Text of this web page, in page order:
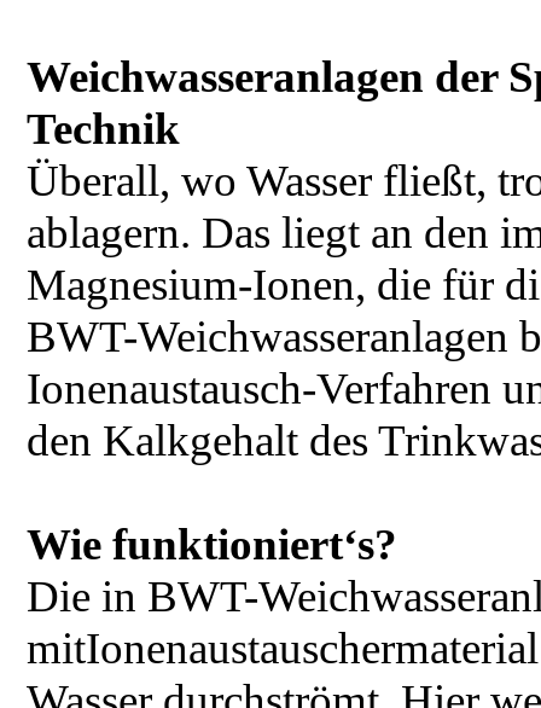
Weichwasseranlagen der
Technik
Überall, wo Wasser fließt,
ablagern. Das liegt an den
Magnesium-Ionen, die für
BWT-Weichwasseranlagen
Ionenaustausch-Verfahren
den Kalkgehalt des
Wie funktioniert‘s?
Die in BWT-